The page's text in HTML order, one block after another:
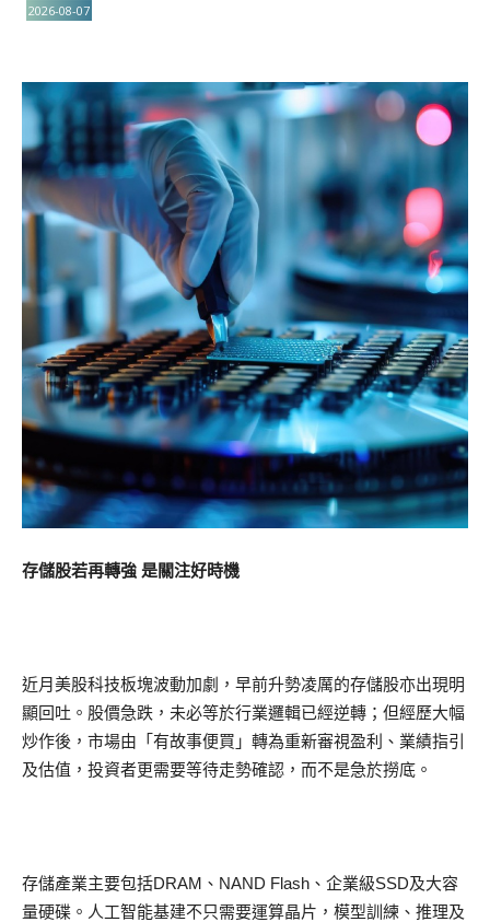
2026-08-07
存儲股若再轉強 是關注好時機
近月美股科技板塊波動加劇，早前升勢凌厲的存儲股亦出現明
顯回吐。股價急跌，未必等於行業邏輯已經逆轉；但經歷大幅
炒作後，市場由「有故事便買」轉為重新審視盈利、業績指引
及估值，投資者更需要等待走勢確認，而不是急於撈底。
存儲產業主要包括DRAM、NAND Flash、企業級SSD及大容
量硬碟。人工智能基建不只需要運算晶片，模型訓練、推理及